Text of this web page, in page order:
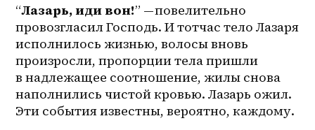
“Лазарь, иди вон!” — повелительно
провозгласил Господь. И тотчас тело Лазаря
исполнилось жизнью, волосы вновь
произросли, пропорции тела пришли
в надлежащее соотношение, жилы снова
наполнились чистой кровью. Лазарь ожил.
Эти события известны, вероятно, каждому.